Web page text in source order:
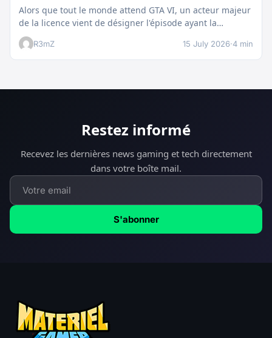
Alors que tout le monde attend GTA VI, un acteur majeur
de la licence vient de désigner l'épisode ayant la…
R3mZ 15 July 2026·4 min
Restez informé
Recevez les dernières news gaming et tech directement
dans votre boîte mail.
S'abonner